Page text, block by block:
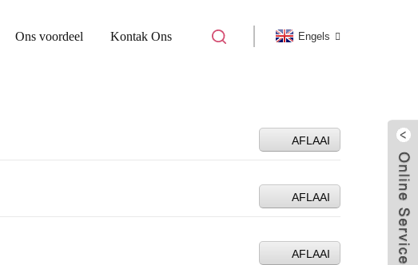
Ons voordeel Kontak Ons Engels
AFLAAI
AFLAAI
AFLAAI